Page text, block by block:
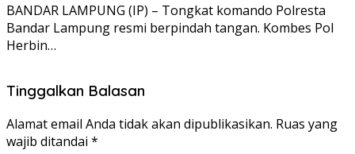
BANDAR LAMPUNG (IP) – Tongkat komando Polresta
Bandar Lampung resmi berpindah tangan. Kombes Pol
Herbin…
Tinggalkan Balasan
Alamat email Anda tidak akan dipublikasikan. Ruas yang
wajib ditandai *